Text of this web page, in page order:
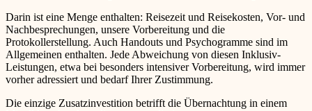
Darin ist eine Menge enthalten: Reisezeit und Reisekosten, Vor- und
Nachbesprechungen, unsere Vorbereitung und die
Protokollerstellung. Auch Handouts und Psychogramme sind im
Allgemeinen enthalten. Jede Abweichung von diesen Inklusiv-
Leistungen, etwa bei besonders intensiver Vorbereitung, wird immer
vorher adressiert und bedarf Ihrer Zustimmung.
Die einzige Zusatzinvestition betrifft die Übernachtung in einem